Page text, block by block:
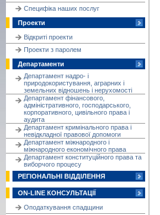
Cпецифіка наших послуг
Проекти
Відкриті проекти
Проекти з паролем
Департаменти
Департамент надро- і
природокористування, аграрних і
земельних відношень і нерухомості
Департамент фінансового,
адміністративного, господарського,
корпоративного, цивільного права і
аудита
Департамент кримінального права і
невідкладної правової допомоги
Департамент міжнародного і
міжнародного економічного права
Департамент конституційного права та
виборчого процесу
РЕГІОНАЛЬНІ ВІДДІЛЕННЯ
ON-LINE КОНСУЛЬТАЦІЇ
Оподаткування спадщини